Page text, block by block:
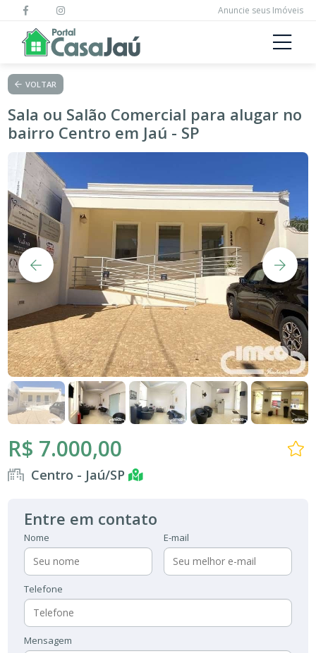
Anuncie seus Imóveis
VOLTAR
Sala ou Salão Comercial para alugar no
bairro Centro em Jaú - SP
R$ 7.000,00
Centro - Jaú/SP
Entre em contato
Nome E-mail
Telefone
Mensagem